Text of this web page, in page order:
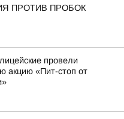
ПРОТИВ ПРОБОК
провели
акцию «Пит-стоп от